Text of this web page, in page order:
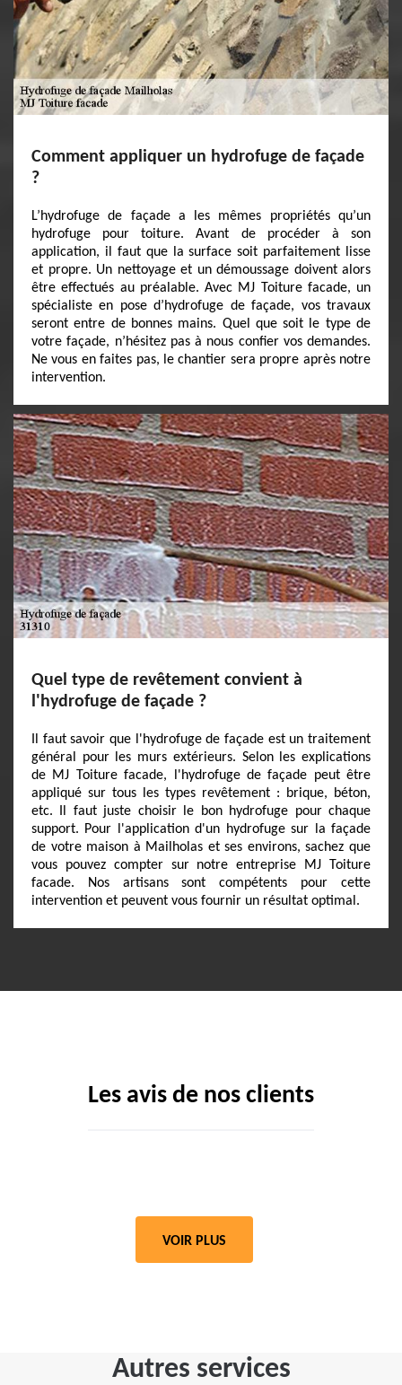
Comment appliquer un hydrofuge de façade
?
L’hydrofuge de façade a les mêmes propriétés qu’un
hydrofuge pour toiture. Avant de procéder à son
application, il faut que la surface soit parfaitement lisse
et propre. Un nettoyage et un démoussage doivent alors
être effectués au préalable. Avec MJ Toiture facade, un
spécialiste en pose d’hydrofuge de façade, vos travaux
seront entre de bonnes mains. Quel que soit le type de
votre façade, n’hésitez pas à nous confier vos demandes.
Ne vous en faites pas, le chantier sera propre après notre
intervention.
Quel type de revêtement convient à
l'hydrofuge de façade ?
Il faut savoir que l'hydrofuge de façade est un traitement
général pour les murs extérieurs. Selon les explications
de MJ Toiture facade, l'hydrofuge de façade peut être
appliqué sur tous les types revêtement : brique, béton,
etc. Il faut juste choisir le bon hydrofuge pour chaque
support. Pour l'application d'un hydrofuge sur la façade
de votre maison à Mailholas et ses environs, sachez que
vous pouvez compter sur notre entreprise MJ Toiture
facade. Nos artisans sont compétents pour cette
intervention et peuvent vous fournir un résultat optimal.
Les avis de nos clients
VOIR PLUS
Autres services